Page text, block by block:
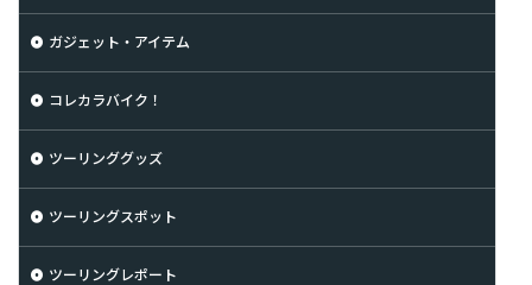
ガジェット・アイテム
コレカラバイク！
ツーリンググッズ
ツーリングスポット
ツーリングレポート